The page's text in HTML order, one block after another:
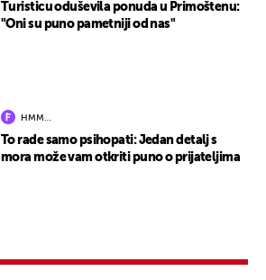
Turisticu oduševila ponuda u Primoštenu:
"Oni su puno pametniji od nas"
HMM…
To rade samo psihopati: Jedan detalj s
mora može vam otkriti puno o prijateljima